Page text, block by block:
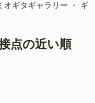
オギタギャラリー ・ ギ
点の近い順